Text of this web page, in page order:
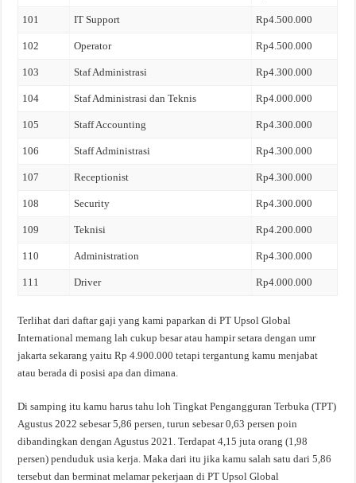
101 IT Support Rp4.500.000
102 Operator Rp4.500.000
103 Staf Administrasi Rp4.300.000
104 Staf Administrasi dan Teknis Rp4.000.000
105 Staff Accounting Rp4.300.000
106 Staff Administrasi Rp4.300.000
107 Receptionist Rp4.300.000
108 Security Rp4.300.000
109 Teknisi Rp4.200.000
110 Administration Rp4.300.000
111 Driver Rp4.000.000
Terlihat dari daftar gaji yang kami paparkan di PT Upsol Global
International memang lah cukup besar atau hampir setara dengan umr
jakarta sekarang yaitu Rp 4.900.000 tetapi tergantung kamu menjabat
atau berada di posisi apa dan dimana.
Di samping itu kamu harus tahu loh Tingkat Pengangguran Terbuka (TPT)
Agustus 2022 sebesar 5,86 persen, turun sebesar 0,63 persen poin
dibandingkan dengan Agustus 2021. Terdapat 4,15 juta orang (1,98
persen) penduduk usia kerja. Maka dari itu jika kamu salah satu dari 5,86
tersebut dan berminat melamar pekerjaan di PT Upsol Global